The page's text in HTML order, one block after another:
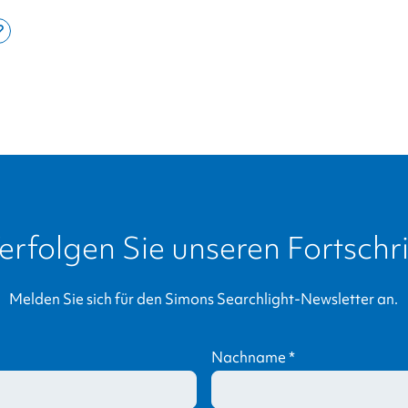
Sie unseren
Melden Sie sich für den Simons Searchlight-Newsletter an.
Nachname*